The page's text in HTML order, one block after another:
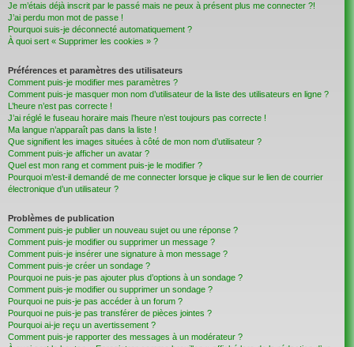
Je m’étais déjà inscrit par le passé mais ne peux à présent plus me connecter ?!
J’ai perdu mon mot de passe !
Pourquoi suis-je déconnecté automatiquement ?
À quoi sert « Supprimer les cookies » ?
Préférences et paramètres des utilisateurs
Comment puis-je modifier mes paramètres ?
Comment puis-je masquer mon nom d’utilisateur de la liste des utilisateurs en ligne ?
L’heure n’est pas correcte !
J’ai réglé le fuseau horaire mais l’heure n’est toujours pas correcte !
Ma langue n’apparaît pas dans la liste !
Que signifient les images situées à côté de mon nom d’utilisateur ?
Comment puis-je afficher un avatar ?
Quel est mon rang et comment puis-je le modifier ?
Pourquoi m’est-il demandé de me connecter lorsque je clique sur le lien de courrier
électronique d’un utilisateur ?
Problèmes de publication
Comment puis-je publier un nouveau sujet ou une réponse ?
Comment puis-je modifier ou supprimer un message ?
Comment puis-je insérer une signature à mon message ?
Comment puis-je créer un sondage ?
Pourquoi ne puis-je pas ajouter plus d’options à un sondage ?
Comment puis-je modifier ou supprimer un sondage ?
Pourquoi ne puis-je pas accéder à un forum ?
Pourquoi ne puis-je pas transférer de pièces jointes ?
Pourquoi ai-je reçu un avertissement ?
Comment puis-je rapporter des messages à un modérateur ?